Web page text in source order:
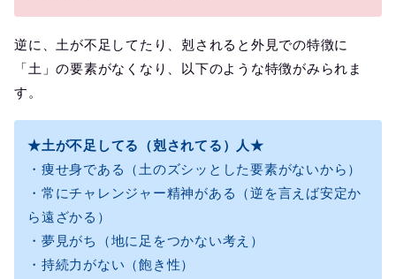
逆に、土が不足してたり、剋されると外見での特徴に
「土」の要素がなくなり、以下のような特徴がみられま
す。
★土が不足してる（剋されてる）人★
・痩せ身である（土のズシッとした要素がないから）
・常にチャレンジャー精神がある（逆を言えば安定か
ら遠ざかる）
・夢見がち（地に足をつかない考え）
・持続力がない（飽き性）